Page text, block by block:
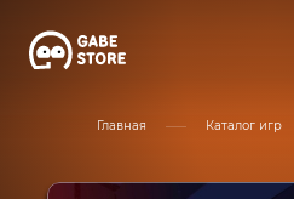
Главная Каталог игр